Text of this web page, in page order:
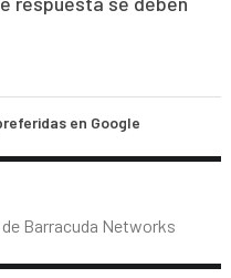
en Google
Barracuda Networks